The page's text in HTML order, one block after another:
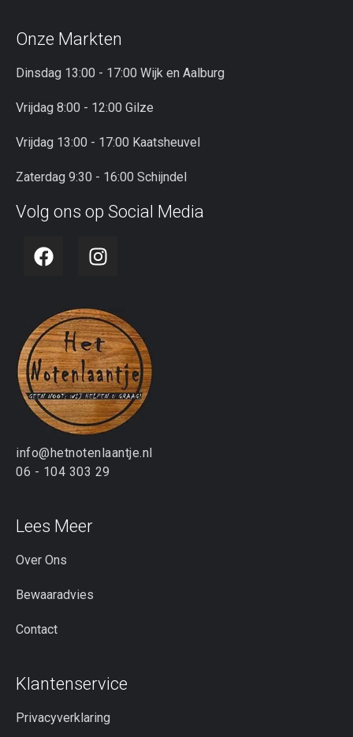
Onze Markten
Dinsdag 13:00 - 17:00 Wijk en Aalburg
Vrijdag 8:00 - 12:00 Gilze
Vrijdag 13:00 - 17:00 Kaatsheuvel
Zaterdag 9:30 - 16:00 Schijndel
Volg ons op Social Media
info@hetnotenlaantje.nl
06 - 104 303 29
Lees Meer
Over Ons
Bewaaradvies
Contact
Klantenservice
Privacyverklaring